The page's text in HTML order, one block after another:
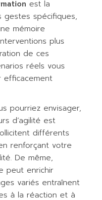
est la
gestes spécifiques,
mémoire
plus
de ces
réels vous
efficacement
pourriez envisager,
d’agilité est
différents
renforçant votre
De même,
peut enrichir
variés entraînent
à la réaction et à